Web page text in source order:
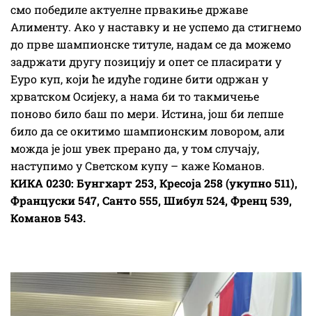
смо победиле актуелне првакиње државе
Алименту. Ако у наставку и не успемо да стигнемо
до прве шампионске титуле, надам се да можемо
задржати другу позицију и опет се пласирати у
Еуро куп, који ће идуће године бити одржан у
хрватском Осијеку, а нама би то такмичење
поново било баш по мери. Истина, још би лепше
било да се окитимо шампионским ловором, али
можда је још увек прерано да, у том случају,
наступимо у Светском купу – каже Команов.
КИКА 0230: Бунгхарт 253, Кресоја 258 (укупно 511),
Француски 547, Санто 555, Шибул 524, Френц 539,
Команов 543.